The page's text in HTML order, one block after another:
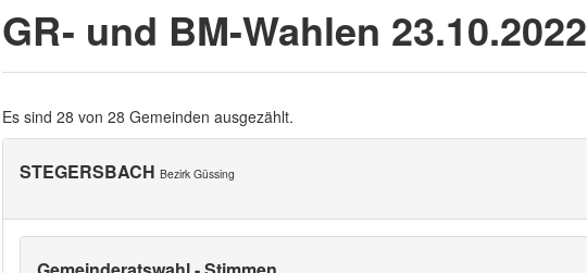
GR- und BM-Wahlen 23.10.2022
Es sind 28 von 28 Gemeinden ausgezählt.
STEGERSBACH Bezirk Güssing